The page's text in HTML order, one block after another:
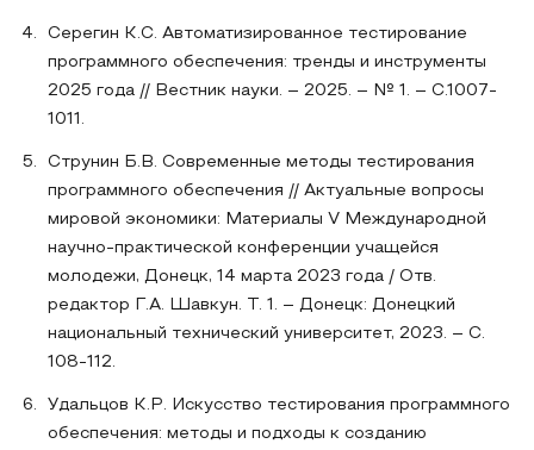
Серегин К.С. Автоматизированное тестирование
программного обеспечения: тренды и инструменты
2025 года // Вестник науки. – 2025. – № 1. – С.1007-
1011.
Струнин Б.В. Современные методы тестирования
программного обеспечения // Актуальные вопросы
мировой экономики: Материалы V Международной
научно-практической конференции учащейся
молодежи, Донецк, 14 марта 2023 года / Отв.
редактор Г.А. Шавкун. Т. 1. – Донецк: Донецкий
национальный технический университет, 2023. – С.
108-112.
Удальцов К.Р. Искусство тестирования программного
обеспечения: методы и подходы к созданию